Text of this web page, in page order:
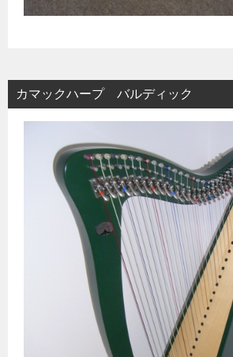
カマックハープ バルディック